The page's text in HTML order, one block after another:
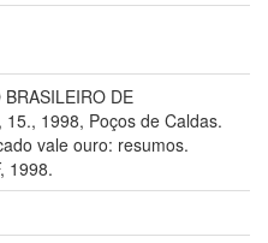
DE
15., 1998, Poços de Caldas.
vale ouro: resumos.
1998.